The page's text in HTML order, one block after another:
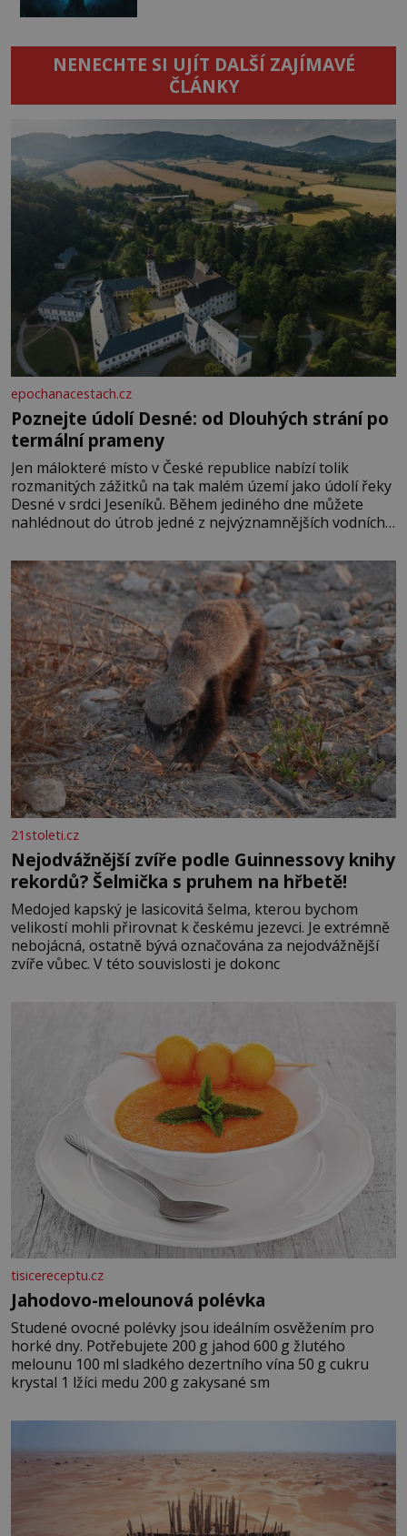
NENECHTE SI UJÍT DALŠÍ ZAJÍMAVÉ
ČLÁNKY
epochanacestach.cz
Poznejte údolí Desné: od Dlouhých strání po
termální prameny
Jen málokteré místo v České republice nabízí tolik
rozmanitých zážitků na tak malém území jako údolí řeky
Desné v srdci Jeseníků. Během jediného dne můžete
nahlédnout do útrob jedné z nejvýznamnějších vodních
se na koloběžce a den zakončit poznáváním památek ve
Velkých Losinách nebo v termálním
21stoleti.cz
Nejodvážnější zvíře podle Guinnessovy knihy
rekordů? Šelmička s pruhem na hřbetě!
Medojed kapský je lasicovitá šelma, kterou bychom
velikostí mohli přirovnat k českému jezevci. Je extrémně
nebojácná, ostatně bývá označována za nejodvážnější
zvíře vůbec. V této souvislosti je dokonc
tisicereceptu.cz
Jahodovo-melounová polévka
Studené ovocné polévky jsou ideálním osvěžením pro
horké dny. Potřebujete 200 g jahod 600 g žlutého
melounu 100 ml sladkého dezertního vína 50 g cukru
krystal 1 lžíci medu 200 g zakysané sm